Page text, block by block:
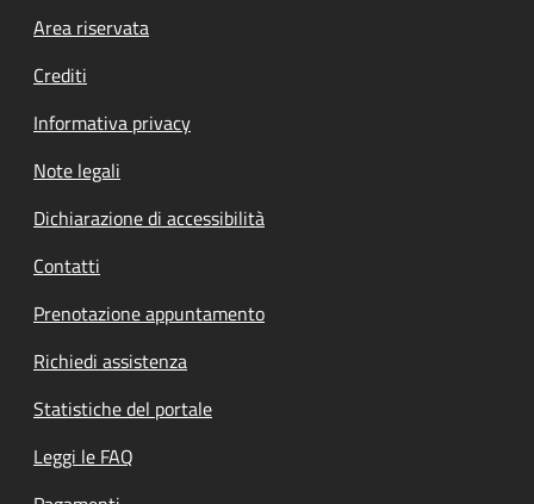
Footer menu
Area riservata
Crediti
Informativa privacy
Note legali
Dichiarazione di accessibilità
Contatti
Prenotazione appuntamento
Richiedi assistenza
Statistiche del portale
Leggi le FAQ